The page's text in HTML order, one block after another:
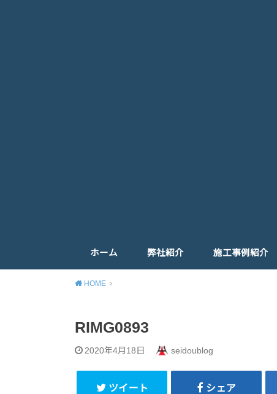
ホーム 弊社紹介 施工事例紹介
HOME
RIMG0893
2020年4月18日 seidoublog
ツイート シェア